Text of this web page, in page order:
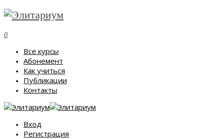
0
Все курсы
Абонемент
Как учиться
Публикации
Контакты
Вход
Регистрация